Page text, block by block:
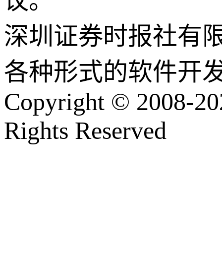
深圳证券时报社有
各种形式的软件开
Copyright © 2008-
Rights Reserved